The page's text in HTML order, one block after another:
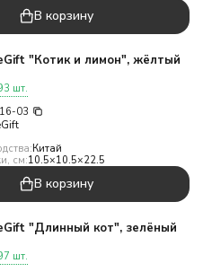
В корзину
"Котик и лимон", жёлтый
шт.
03
Китай
см:10.5×10.5×22.5
В корзину
"Длинный кот", зелёный
шт.